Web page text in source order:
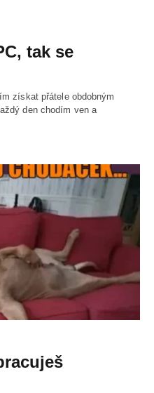
tak se
získat přátele obdobným
den chodím ven a